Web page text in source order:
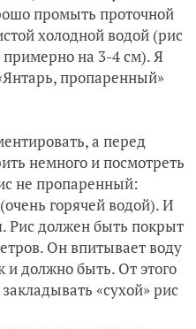
промыть проточной
холодной водой (рис
на 3-4 см). Я
пропаренный»
а перед
немного и посмотреть
не пропаренный:
горячей водой). И
Рис должен быть покрыт
Он впитывает воду
и должно быть. От этого
«сухой» рис